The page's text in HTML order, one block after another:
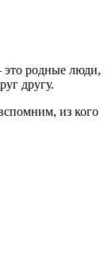
родные люди,
другу.
из кого